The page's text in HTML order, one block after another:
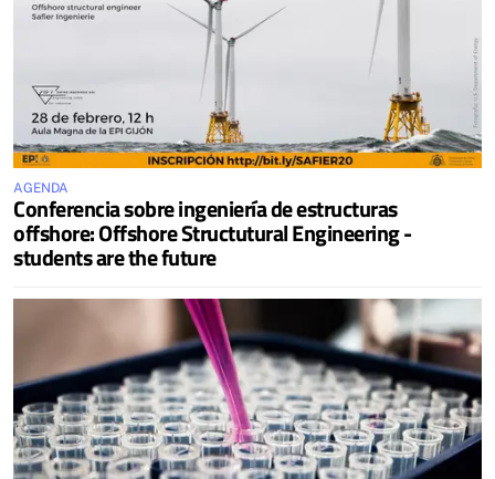
AGENDA
Conferencia sobre ingeniería de estructuras
offshore: Offshore Structutural Engineering -
students are the future